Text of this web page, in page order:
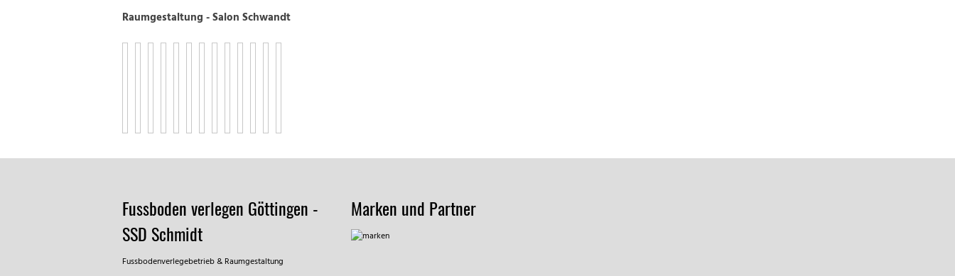
Raumgestaltung - Salon Schwandt
Marken und Partner
Fussboden verlegen Göttingen -
SSD Schmidt
Fussbodenverlegebetrieb & Raumgestaltung